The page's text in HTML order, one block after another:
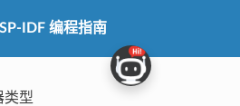
IDF 编程指南
类型